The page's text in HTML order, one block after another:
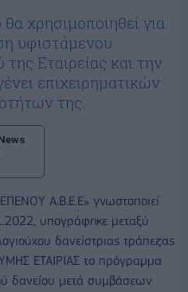
χρησιμοποιηθεί για
υφιστάμενου
Εταιρείας και την
επιχειρηματικών
της.
Α.Β.Ε.Ε» γνωστοποιεί
υπογράφηκε μεταξύ
δανείστριας τράπεζας
ΕΤΑΙΡΙΑΣ το πρόγραμμα
δανείου μετά συμβάσεων